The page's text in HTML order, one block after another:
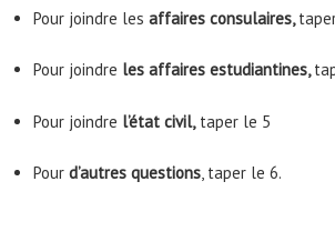
Pour joindre les affaires consulaires,
Pour joindre les affaires estudiantines,
Pour joindre l’état civil,taper le 5
Pour d’autres questions, taper le 6.